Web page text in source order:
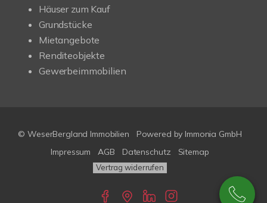
Häuser zum Kauf
Grundstücke
Mietangebote
Renditeobjekte
Gewerbeimmobilien
© WeserBergland Immobilien Powered by Immonia GmbH
Impressum
AGB Datenschutz Sitemap
Vertrag widerrufen